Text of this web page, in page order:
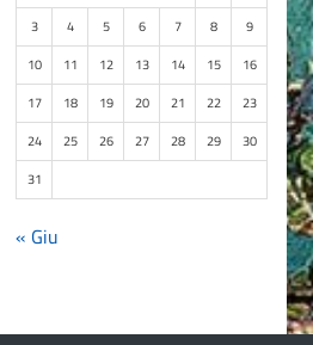
3
4 5 6 7 8
9
10
11 12 13 14 15
16
17
18 19 20 21 22
23
24
25 26 27 28 29
30
31
« Giu